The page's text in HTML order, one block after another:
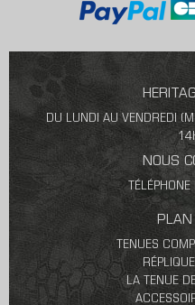
DU LUNDI AU VENDREDI
NOUS
PLAN
TENUES
LA TENUE